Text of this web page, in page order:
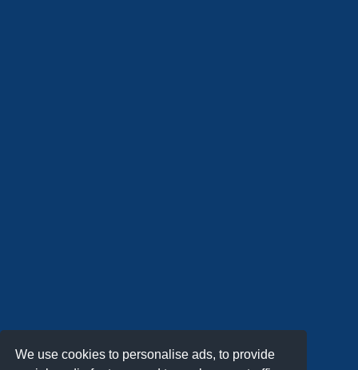
We use cookies to personalise ads, to provide